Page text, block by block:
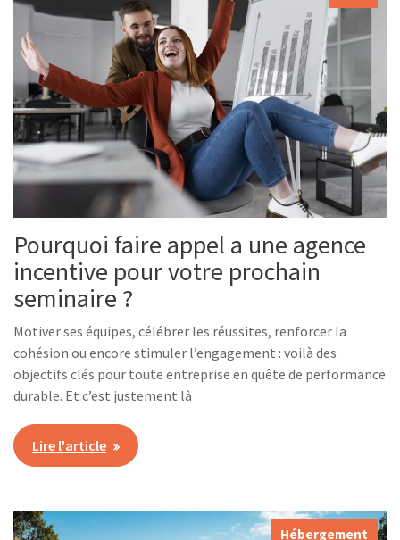
Pourquoi faire appel a une agence
incentive pour votre prochain
seminaire ?
Motiver ses équipes, célébrer les réussites, renforcer la
cohésion ou encore stimuler l’engagement : voilà des
objectifs clés pour toute entreprise en quête de performance
durable. Et c’est justement là
Lire l'article
Hébergement